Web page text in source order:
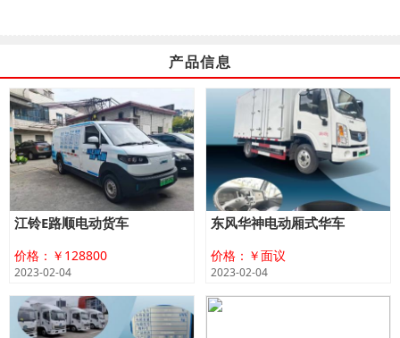
产品信息
江铃E路顺电动货车
价格：￥128800
2023-02-04
东风华神电动厢式华车
价格：￥面议
2023-02-04